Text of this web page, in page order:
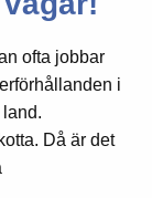
ofta jobbar
i
Då är det